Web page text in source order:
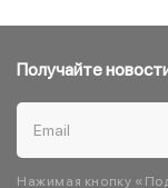
Получайте
Нажимая кнопку